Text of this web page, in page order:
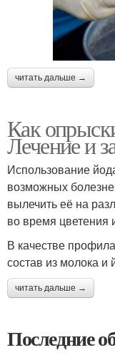
читать дальше →
Как
Лечение и
Использование
возможных
вылечить её на
во время
В качестве
состав из молока и
читать дальше →
Последние